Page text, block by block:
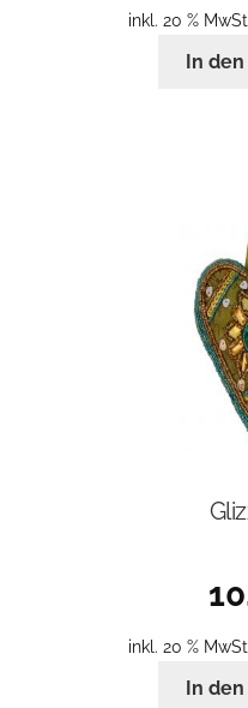
inkl. 20 %
In
inkl. 20 %
In